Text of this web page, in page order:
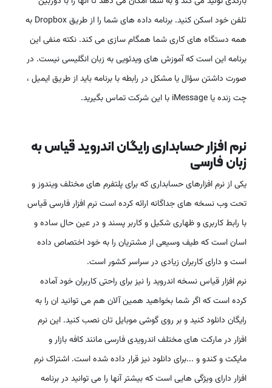
تلفن خود اسکن کنید. برنامه داده های شما را از طریق Dropbox به
همه دستگاه های کاری شما همگام سازی می کند. نکته منفی این
برنامه این است که آموزش های ویدئویی به زبان انگلیسی نیست. در
صورت داشتن سؤال یا مشکل در رابطه با برنامه باید از طریق ایمیل ،
چت زنده یا iMessage با این شرکت تماس بگیرید.
نرم افزار حسابداری رایگان اندروید قیاس به
زبان فارسی
یکی از نرم افزارهای حسابداری که برای پلتفرم های مختلف ویندوز و
تحت وب نسخه های جداگانه ارائه کرده است نرم افزار فارسی قیاس
با رابط کاربری و ظهاری شکیل و کاربر پسند و در عین حال ساده و
اسان است که طیف وسیعی از مشتریان را به خود اختصاص داده
است و دارای کاربران زیادی در سراسر کشور است.
نرم افزار قیاس نسخه اندروید را نیز برای راحتی کاربران خود آماده
کرده است که اگر شما بخواهید همین آلان هم می توانید ان را به
رایگان دانلود کنید و بر روی گوشی موبایل تان نصب کنید. این نرم
افزار در مارکت های مختلف اندرویدی فارسی مانند کافه بازار و
مایکت و کندو و ...برای دانلود نیز قرار داده شده است. اشتراک نرم
افزار دارای ویژگی هایی است که بیشتر آنها را می توانید در برنامه